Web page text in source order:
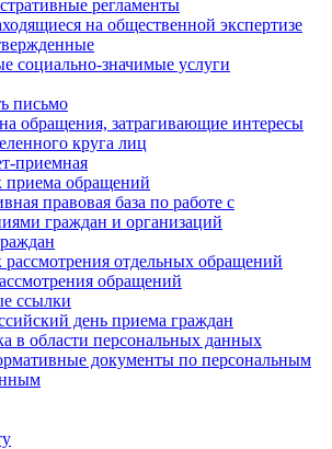
регламенты
на общественной экспертизе
социально-значимые услуги
письмо
обращения, затрагивающие интересы
круга лиц
приемная
приема обращений
правовая база по работе с
граждан и организаций
рассмотрения отдельных обращений
обращений
ссылки
день приема граждан
в области персональных данных
документы по персональным